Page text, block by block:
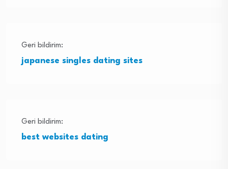
Geri bildirim:
japanese singles dating sites
Geri bildirim:
best websites dating